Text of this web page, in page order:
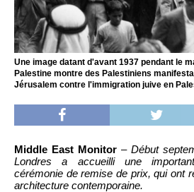
Une image datant d'avant 1937 pendant le
Palestine montre des Palestiniens
Jérusalem contre l'immigration juive en
Middle East Monitor – Début
Londres a accueilli une
cérémonie de remise de prix, qui ont
architecture contemporaine.